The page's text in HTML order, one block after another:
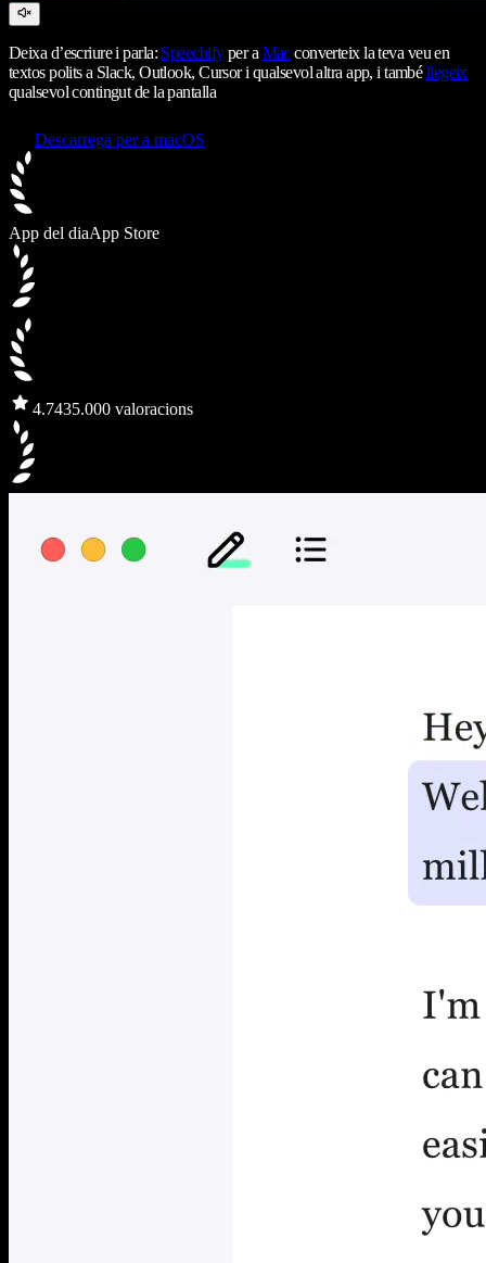
Deixa d’escriure i parla: Speechifyper a Macconverteix la teva veu en
textos polits a Slack, Outlook, Cursor i qualsevol altra app, i tambéllegeix
qualsevol contingut de la pantalla
Descarrega per a macOS
App del diaApp Store
4.7435.000 valoracions